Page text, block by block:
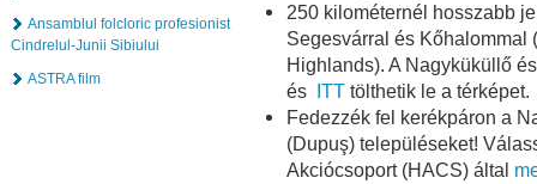
Ansamblul folcloric profesionist
Cindrelul-Junii Sibiului
ASTRA film
250 kilométernél hosszabb
Segesvárral és Kőhalommal (
Highlands). A Nagyküküllő
és ITT tölthetik le a térképet.
Fedezzék fel kerékpáron a
(Dupuş) településeket!
Akciócsoport (HACS) által